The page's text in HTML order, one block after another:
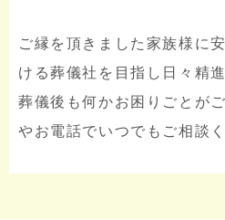
ご縁を頂きました家族様に
ける葬儀社を目指し日々精
葬儀後も何かお困りごとが
やお電話でいつでもご相談